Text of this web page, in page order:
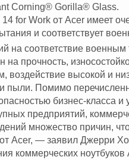
Corning® Gorilla® Glass.
for Work от Acer имеет
и соответствует
на соответствие
прочность,
воздействие высокой и
пыли. Помимо
бизнес-класса
предприятий,
множество причин,
Acer, — заявил Джерри
коммерческих